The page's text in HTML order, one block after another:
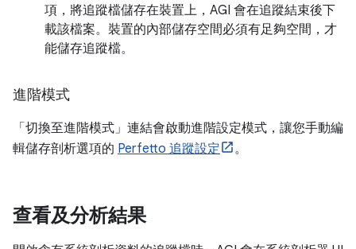
項，將追蹤檔儲存在裝置上，AGI 會在追蹤結束後下
載該檔案。裝置的內部儲存空間必須有足夠空間，才
能儲存追蹤檔。
進階模式
「切換至進階模式」 連結會啟動進階設定模式，讓您手動編
輯儲存剖析選項的 Perfetto 追蹤設定 。
查看及分析結果